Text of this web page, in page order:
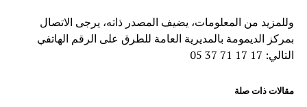
وللمزيد من المعلومات، يضيف المصدر ذاته، يرجى الاتصال
بمركز الديمومة بالمديرية العامة للطرق على الرقم الهاتفي
التالي: 17 17 71 37 05
مقالات ذات صلة